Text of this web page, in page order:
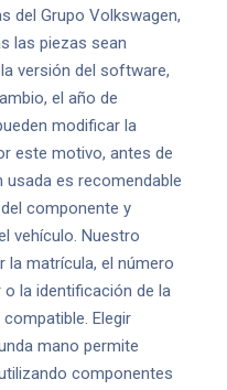
del Grupo Volkswagen,
las piezas sean
versión del software,
el año de
modificar la
este motivo, antes de
es recomendable
componente y
vehículo. Nuestro
la matrícula, el número
la identificación de la
Elegir
mano permite
componentes